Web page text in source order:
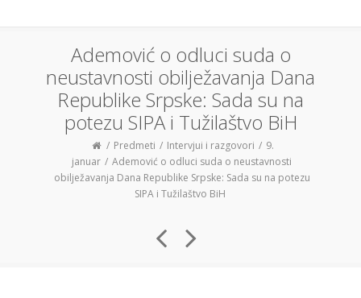
Ademović o odluci suda o
neustavnosti obilježavanja Dana
Republike Srpske: Sada su na
potezu SIPA i Tužilaštvo BiH
Predmeti Intervjui i razgovori
9.
januar
Ademović o odluci suda o neustavnosti
obilježavanja Dana Republike Srpske: Sada su na potezu
SIPA i Tužilaštvo BiH